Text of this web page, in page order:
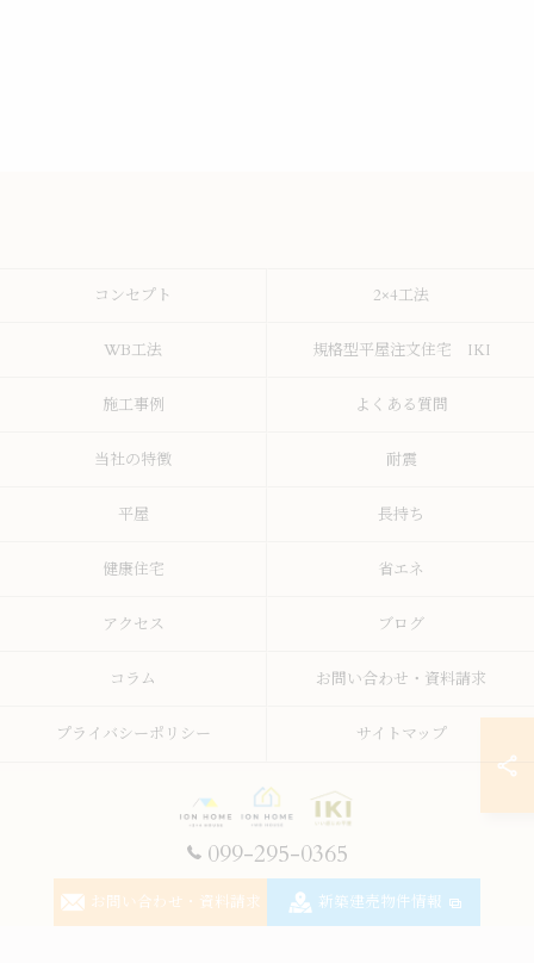
099-295-0365
お問い合わせ・資料請求 新築建売物件情報
コンセプト 2×4工法
WB工法 規格型平屋注文住宅 IKI
施工事例 よくある質問
当社の特徴 耐震
平屋 長持ち
健康住宅 省エネ
アクセス ブログ
コラム お問い合わせ・資料請求
プライバシーポリシー サイトマップ
© 2026 鹿児島の注文住宅なら株式会社イオン・ホーム ALL RIGHTS RESERVED.